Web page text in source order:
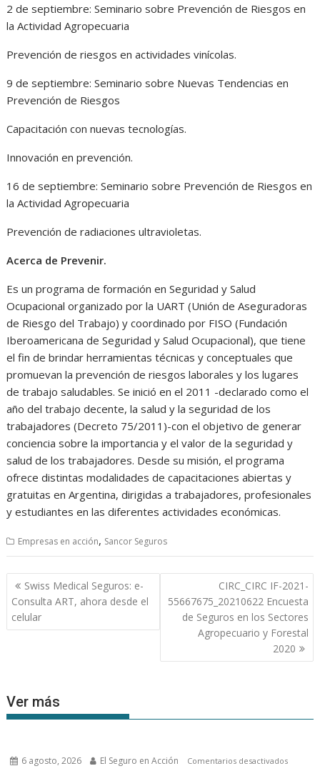
2 de septiembre: Seminario sobre Prevención de Riesgos en
la Actividad Agropecuaria
Prevención de riesgos en actividades vinícolas.
9 de septiembre: Seminario sobre Nuevas Tendencias en
Prevención de Riesgos
Capacitación con nuevas tecnologías.
Innovación en prevención.
16 de septiembre: Seminario sobre Prevención de Riesgos en
la Actividad Agropecuaria
Prevención de radiaciones ultravioletas.
Acerca de Prevenir.
Es un programa de formación en Seguridad y Salud
Ocupacional organizado por la UART (Unión de Aseguradoras
de Riesgo del Trabajo) y coordinado por FISO (Fundación
Iberoamericana de Seguridad y Salud Ocupacional), que tiene
el fin de brindar herramientas técnicas y conceptuales que
promuevan la prevención de riesgos laborales y los lugares
de trabajo saludables. Se inició en el 2011 -declarado como el
año del trabajo decente, la salud y la seguridad de los
trabajadores (Decreto 75/2011)-con el objetivo de generar
conciencia sobre la importancia y el valor de la seguridad y
salud de los trabajadores. Desde su misión, el programa
ofrece distintas modalidades de capacitaciones abiertas y
gratuitas en Argentina, dirigidas a trabajadores, profesionales
y estudiantes en las diferentes actividades económicas.
Empresas en acción, Sancor Seguros
Navegación
de
entradas
Swiss Medical Seguros: e-
Consulta ART, ahora desde el
celular
CIRC_CIRC IF-2021-
55667675_20210622 Encuesta
de Seguros en los Sectores
Agropecuario y Forestal
2020
Ver más
6 agosto, 2026 El Seguro en Acción Comentarios desactivadosen